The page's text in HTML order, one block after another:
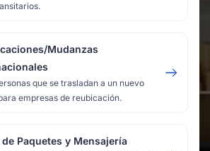
Mudanzas
que se trasladan a un nuevo
empresas de reubicación.
de Paquetes y Mensajería